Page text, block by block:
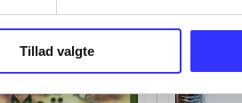
Tillad valgte